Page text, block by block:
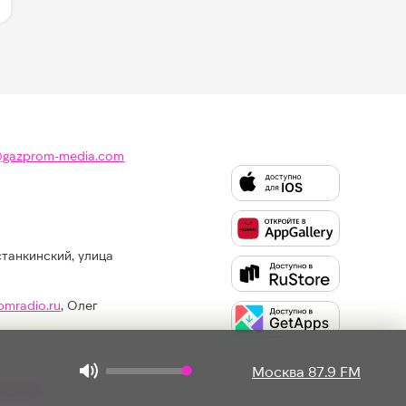
Москва 87.9 FM
media.com
улица
, Олег